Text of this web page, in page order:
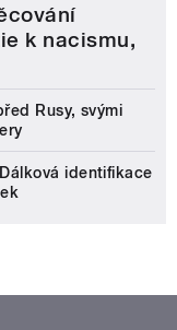
k nacismu,
Rusy, svými
identifikace